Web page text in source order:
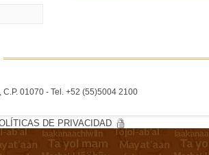
01070 - Tel. +52 (55)5004 2100
DE PRIVACIDAD